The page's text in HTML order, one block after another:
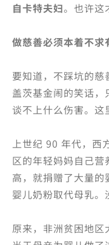
自卡特夫妇。也许这
做慈善必须本着不求
要知道，不踩坑的
盖茨基金闹的笑话
谈不上什么伤害。这
上世纪 90 年代，西
区的年轻妈妈自己
高，就捐赠了大量
婴儿奶粉取代母乳。
原来，非洲贫困地